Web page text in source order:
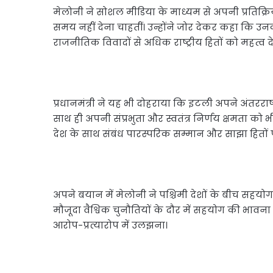
मेलोनी ने सोशल मीडिया के माध्यम से अपनी
समय नहीं देना चाहतीं। उन्होंने जोर देकर कहा कि
राजनीतिक विवादों से अधिक राष्ट्रीय हितों को महत्व
प्रधानमंत्री ने यह भी दोहराया कि इटली अपने
साथ ही अपनी संप्रभुता और स्वतंत्र निर्णय क्षमता को
देश के साथ संबंध पारस्परिक सम्मान और साझा हितों
अपने बयान में मेलोनी ने पश्चिमी देशों के बीच
मौजूदा वैश्विक चुनौतियों के दौर में सहयोग की
आरोप-प्रत्यारोप में उलझना।